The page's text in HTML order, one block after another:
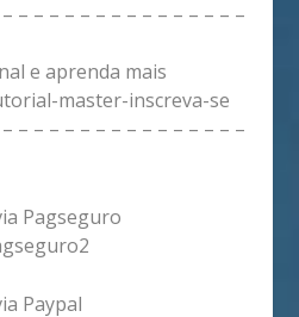
– – – – – – – – – – – – – – –
e aprenda mais
master-inscreva-se
– – – – – – – – – – – – – – –
Pagseguro
Paypal